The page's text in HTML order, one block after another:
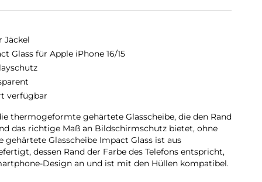
Jäckel
Glass für Apple iPhone 16/15
verfügbar
thermogeformte gehärtete Glasscheibe, die den Rand
das richtige Maß an Bildschirmschutz bietet, ohne
gehärtete Glasscheibe Impact Glass ist aus
dessen Rand der Farbe des Telefons entspricht,
Design an und ist mit den Hüllen kompatibel.